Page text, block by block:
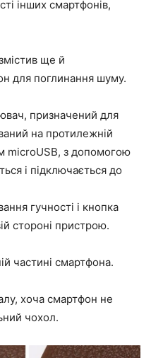
інших смартфонів,
ще й
для поглинання шуму.
призначений для
на протилежній
microUSB, з допомогою
і підключається до
гучності і кнопка
стороні пристрою.
частині смартфона.
хоча смартфон не
чохол.